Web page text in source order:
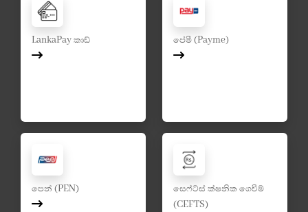
LankaPay කාඩ් පේමී (Payme)
පෙන් (PEN)
සෙෆ්ට්ස් ක්ෂනික ගෙවීම්
(CEFTS)